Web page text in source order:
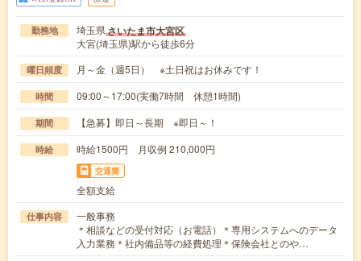
勤務地 埼玉県さいたま市大宮区
大宮(埼玉県)駅から徒歩6分
曜日頻度 月～金（週5日） ※土日祝はお休みです！
時間 09:00～17:00(実働7時間 休憩1時間)
期間 【急募】即日～長期 ※即日～！
時給 時給1500円 月収例 210,000円
交通費
全額支給
仕事内容
一般事務
＊相談などの受付対応（お電話）＊専用システムへのデータ
入力業務＊社内備品等の経費処理＊保険会社とのや…